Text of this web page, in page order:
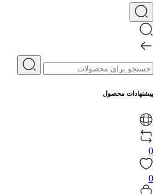
پیشنهادات محصول
0
0